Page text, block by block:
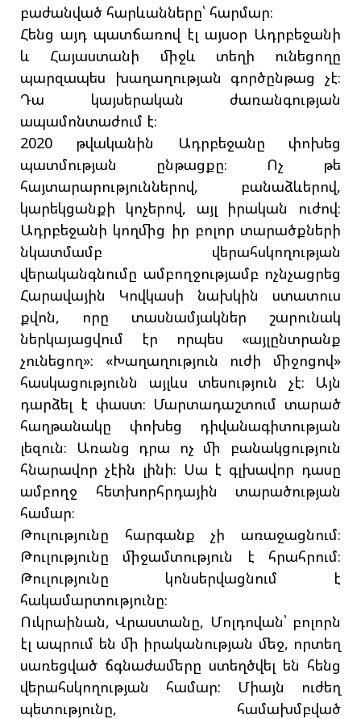
բաժանված հարևանները՝ հարմար։
Հենց այդ պատճառով էլ այսօր Ադրբեջանի
և Հայաստանի միջև տեղի ունեցողը
պարզապես խաղաղության գործընթաց չէ։
Դա կայսերական ժառանգության
ապամոնտաժում է։
2020 թվականին Ադրբեջանը փոխեց
պատմության ընթացքը։ Ոչ թե
հայտարարություններով, բանաձևերով,
կարեկցանքի կոչերով, այլ իրական ուժով։
Ադրբեջանի կողմից իր բոլոր տարածքների
նկատմամբ վերահսկողության
վերականգնումը ամբողջությամբ ոչնչացրեց
Հարավային Կովկասի նախկին ստատուս
քվոն, որը տասնամյակներ շարունակ
ներկայացվում էր որպես «այլընտրանք
չունեցող»։ «Խաղաղություն ուժի միջոցով»
հասկացությունն այլևս տեսություն չէ։ Այն
դարձել է փաստ։ Մարտադաշտում տարած
հաղթանակը փոխեց դիվանագիտության
լեզուն։ Առանց դրա ոչ մի բանակցություն
հնարավոր չէին լինի։ Սա է գլխավոր դասը
ամբողջ հետխորհրդային տարածության
համար։
Թուլությունը հարգանք չի առաջացնում։
Թուլությունը միջամտություն է հրահրում։
Թուլությունը կոնսերվացնում է
հակամարտությունը։
Ուկրաինան, Վրաստանը, Մոլդովան՝ բոլորն
էլ ապրում են մի իրականության մեջ, որտեղ
սառեցված ճգնաժամերը ստեղծվել են հենց
վերահսկողության համար: Միայն ուժեղ
պետությունը, համախմբված